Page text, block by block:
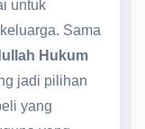
untuk
Sama
Hukum
jadi pilihan
yang